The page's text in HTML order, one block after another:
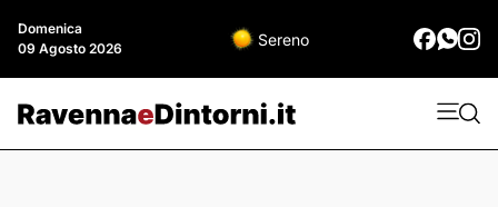
Domenica
09 Agosto 2026
Sereno